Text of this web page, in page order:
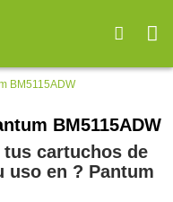
BM5115ADW
BM5115ADW
cartuchos de
uso en ?️ Pantum